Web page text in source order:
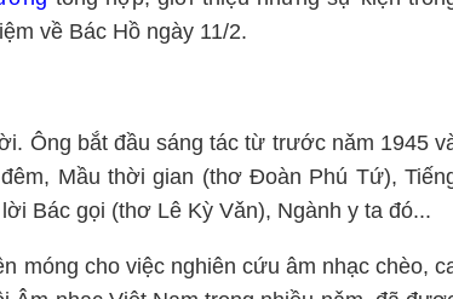
về Bác Hồ ngày 11/2.
Ông bắt đầu sáng tác từ trước nǎm 1945
Mầu thời gian (thơ Đoàn Phú Tứ),
Bác gọi (thơ Lê Kỳ Vǎn), Ngành y ta đó...
móng cho việc nghiên cứu âm nhạc chèo,